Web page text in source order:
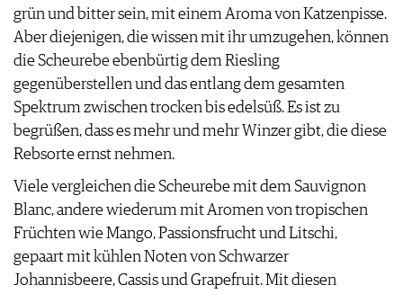
grün und bitter sein, mit einem Aroma von Katzenpisse.
Aber diejenigen, die wissen mit ihr umzugehen, können
die Scheurebe ebenbürtig dem Riesling
gegenüberstellen und das entlang dem gesamten
Spektrum zwischen trocken bis edelsüß. Es ist zu
begrüßen, dass es mehr und mehr Winzer gibt, die diese
Rebsorte ernst nehmen.
Viele vergleichen die Scheurebe mit dem Sauvignon
Blanc, andere wiederum mit Aromen von tropischen
Früchten wie Mango, Passionsfrucht und Litschi,
gepaart mit kühlen Noten von Schwarzer
Johannisbeere, Cassis und Grapefruit. Mit diesen